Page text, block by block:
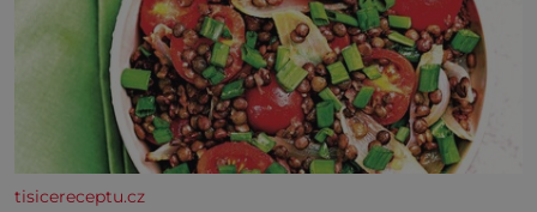
tisicereceptu.cz